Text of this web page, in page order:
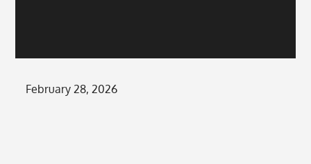
Posted
February 28, 2026